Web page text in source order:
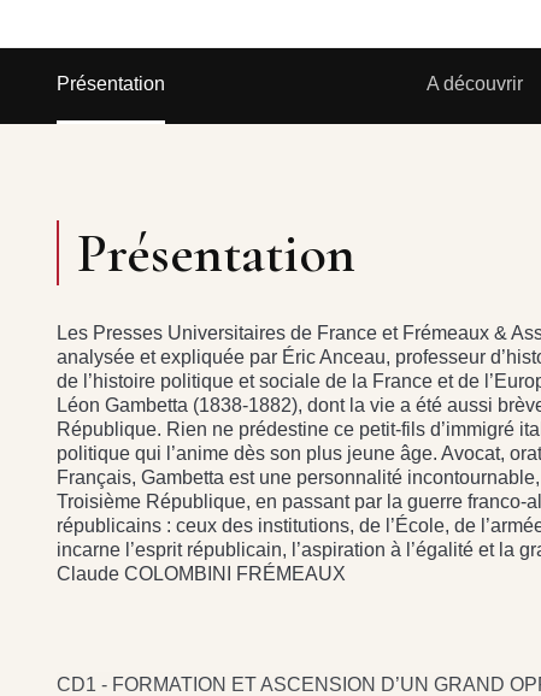
Présentation A découvrir
Présentation
Les Presses Universitaires de France et Frémeaux &
analysée et expliquée par Éric Anceau, professeur
de l’histoire politique et sociale de la France et de
Léon Gambetta (1838-1882), dont la vie a été aussi
République. Rien ne prédestine ce petit-fils d’immigré
politique qui l’anime dès son plus jeune âge. Avocat,
Français, Gambetta est une personnalité
Troisième République, en passant par la guerre
républicains : ceux des institutions, de l’École, de
incarne l’esprit républicain, l’aspiration à l’égalité et la
Claude COLOMBINI FRÉMEAUX
CD1 - FORMATION ET ASCENSION D’UN GRAND